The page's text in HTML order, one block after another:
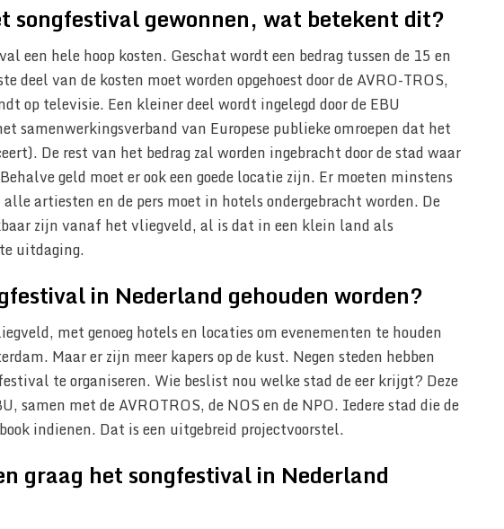
songfestival gewonnen, wat betekent dit?
een hele hoop kosten. Geschat wordt een bedrag tussen de 15 en
deel van de kosten moet worden opgehoest door de AVRO-TROS,
op televisie. Een kleiner deel wordt ingelegd door de EBU
samenwerkingsverband van Europese publieke omroepen dat het
De rest van het bedrag zal worden ingebracht door de stad waar
geld moet er ook een goede locatie zijn. Er moeten minstens
artiesten en de pers moet in hotels ondergebracht worden. De
zijn vanaf het vliegveld, al is dat in een klein land als
uitdaging.
in Nederland gehouden worden?
met genoeg hotels en locaties om evenementen te houden
Maar er zijn meer kapers op de kust. Negen steden hebben
te organiseren. Wie beslist nou welke stad de eer krijgt? Deze
samen met de AVROTROS, de NOS en de NPO. Iedere stad die de
indienen. Dat is een uitgebreid projectvoorstel.
graag het songfestival in Nederland